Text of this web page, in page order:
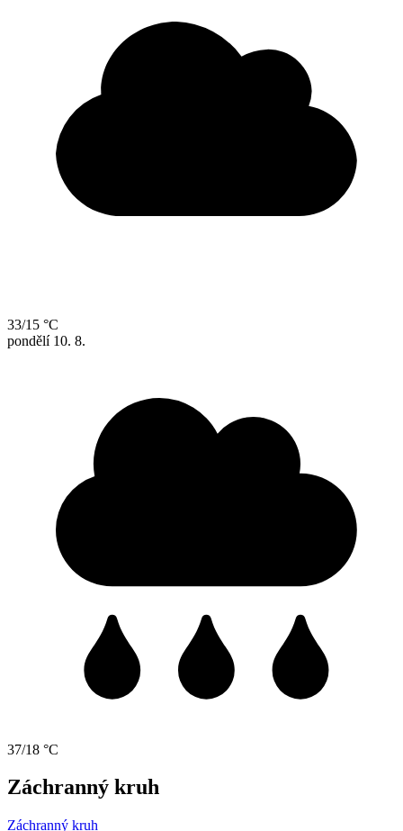
33/15 °C
pondělí 10. 8.
37/18 °C
Záchranný kruh
Záchranný kruh